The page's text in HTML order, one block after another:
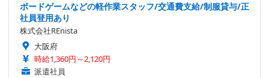
ボードゲームなどの軽作業スタッフ/交通費支給/制服貸与/正
社員登用あり
株式会社REnista
大阪府
時給1,360円～2,120円
派遣社員